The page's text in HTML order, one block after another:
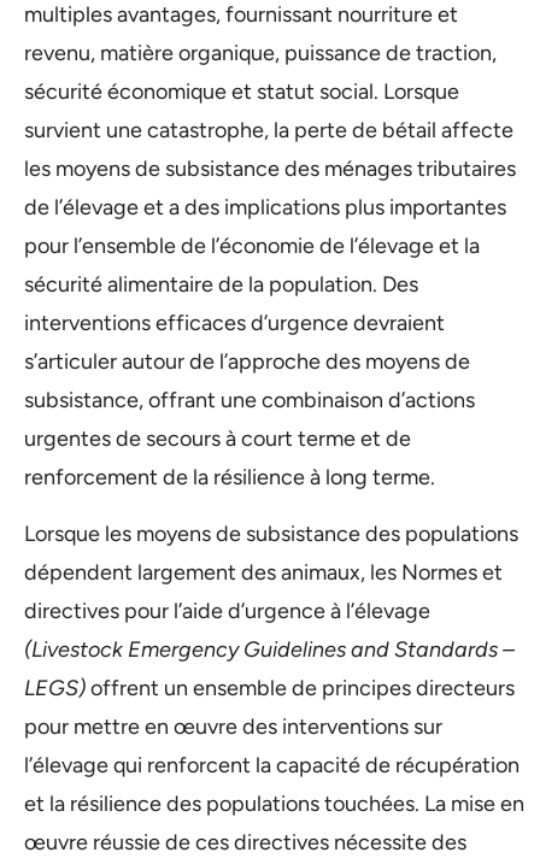
multiples avantages, fournissant nourriture et
revenu, matière organique, puissance de traction,
sécurité économique et statut social. Lorsque
survient une catastrophe, la perte de bétail affecte
les moyens de subsistance des ménages tributaires
de l’élevage et a des implications plus importantes
pour l’ensemble de l’économie de l’élevage et la
sécurité alimentaire de la population. Des
interventions efficaces d’urgence devraient
s’articuler autour de l’approche des moyens de
subsistance, offrant une combinaison d’actions
urgentes de secours à court terme et de
renforcement de la résilience à long terme.
Lorsque les moyens de subsistance des populations
dépendent largement des animaux, les Normes et
directives pour l’aide d’urgence à l’élevage
(Livestock Emergency Guidelines and Standards –
LEGS)offrent un ensemble de principes directeurs
pour mettre en œuvre des interventions sur
l’élevage qui renforcent la capacité de récupération
et la résilience des populations touchées. La mise en
œuvre réussie de ces directives nécessite des